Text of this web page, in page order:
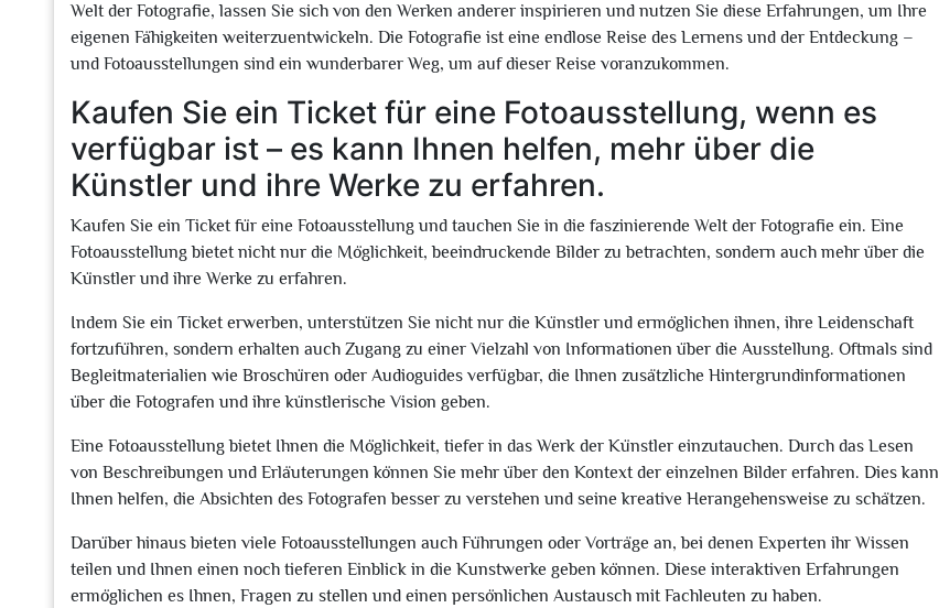
Welt der Fotografie, lassen Sie sich von den Werken anderer inspirieren und nutzen Sie diese Erfahrungen, um Ihre
eigenen Fähigkeiten weiterzuentwickeln. Die Fotografie ist eine endlose Reise des Lernens und der Entdeckung –
und Fotoausstellungen sind ein wunderbarer Weg, um auf dieser Reise voranzukommen.
Kaufen Sie ein Ticket für eine Fotoausstellung, wenn es
verfügbar ist – es kann Ihnen helfen, mehr über die
Künstler und ihre Werke zu erfahren.
Kaufen Sie ein Ticket für eine Fotoausstellung und tauchen Sie in die faszinierende Welt der Fotografie ein. Eine
Fotoausstellung bietet nicht nur die Möglichkeit, beeindruckende Bilder zu betrachten, sondern auch mehr über die
Künstler und ihre Werke zu erfahren.
Indem Sie ein Ticket erwerben, unterstützen Sie nicht nur die Künstler und ermöglichen ihnen, ihre Leidenschaft
fortzuführen, sondern erhalten auch Zugang zu einer Vielzahl von Informationen über die Ausstellung. Oftmals sind
Begleitmaterialien wie Broschüren oder Audioguides verfügbar, die Ihnen zusätzliche Hintergrundinformationen
über die Fotografen und ihre künstlerische Vision geben.
Eine Fotoausstellung bietet Ihnen die Möglichkeit, tiefer in das Werk der Künstler einzutauchen. Durch das Lesen
von Beschreibungen und Erläuterungen können Sie mehr über den Kontext der einzelnen Bilder erfahren. Dies kann
Ihnen helfen, die Absichten des Fotografen besser zu verstehen und seine kreative Herangehensweise zu schätzen.
Darüber hinaus bieten viele Fotoausstellungen auch Führungen oder Vorträge an, bei denen Experten ihr Wissen
teilen und Ihnen einen noch tieferen Einblick in die Kunstwerke geben können. Diese interaktiven Erfahrungen
ermöglichen es Ihnen, Fragen zu stellen und einen persönlichen Austausch mit Fachleuten zu haben.